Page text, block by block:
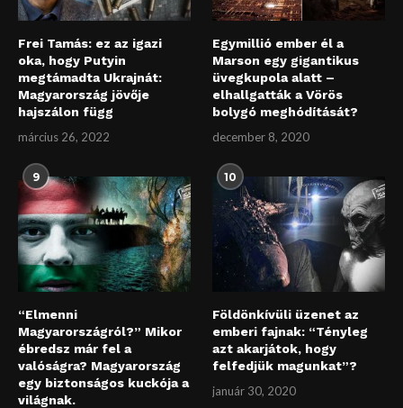
Frei Tamás: ez az igazi
oka, hogy Putyin
megtámadta Ukrajnát:
Magyarország jövője
hajszálon függ
március 26, 2022
Egymillió ember él a
Marson egy gigantikus
üvegkupola alatt –
elhallgatták a Vörös
bolygó meghódítását?
december 8, 2020
9
“Elmenni
Magyarországról?” Mikor
ébredsz már fel a
valóságra? Magyarország
egy biztonságos kuckója a
világnak.
10
Földönkívüli üzenet az
emberi fajnak: “Tényleg
azt akarjátok, hogy
felfedjük magunkat”?
január 30, 2020